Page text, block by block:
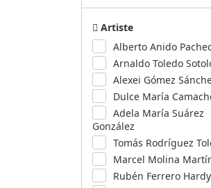
Artiste
Alberto Anido
Arnaldo Toledo
Alexei Gómez
Dulce María
Adela María Suárez
González
Tomás Rodríguez
Marcel Molina
Rubén Ferrero Hardy